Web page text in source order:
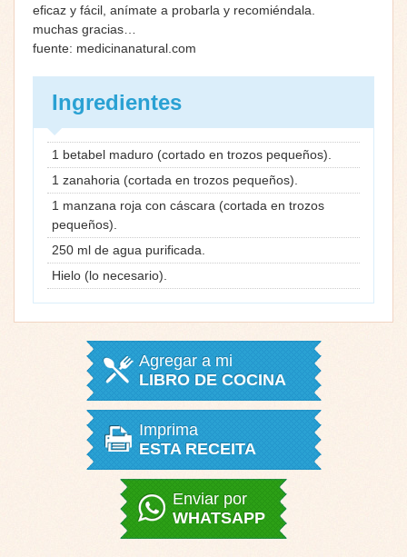
eficaz y fácil, anímate a probarla y recomiéndala.
muchas gracias…
fuente: medicinanatural.com
Ingredientes
1 betabel maduro (cortado en trozos pequeños).
1 zanahoria (cortada en trozos pequeños).
1 manzana roja con cáscara (cortada en trozos
pequeños).
250 ml de agua purificada.
Hielo (lo necesario).
Agregar a mi
LIBRO DE COCINA
Imprima
ESTA RECEITA
Enviar por
WHATSAPP